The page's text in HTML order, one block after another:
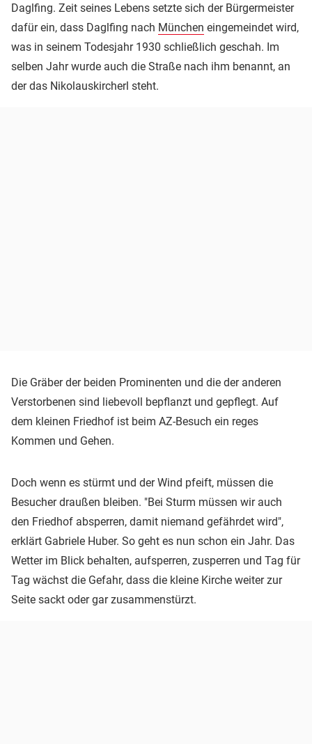
Daglfing. Zeit seines Lebens setzte sich der Bürgermeister
dafür ein, dass Daglfing nach München eingemeindet wird,
was in seinem Todesjahr 1930 schließlich geschah. Im
selben Jahr wurde auch die Straße nach ihm benannt, an
der das Nikolauskircherl steht.
Die Gräber der beiden Prominenten und die der anderen
Verstorbenen sind liebevoll bepflanzt und gepflegt. Auf
dem kleinen Friedhof ist beim AZ-Besuch ein reges
Kommen und Gehen.
Doch wenn es stürmt und der Wind pfeift, müssen die
Besucher draußen bleiben. "Bei Sturm müssen wir auch
den Friedhof absperren, damit niemand gefährdet wird",
erklärt Gabriele Huber. So geht es nun schon ein Jahr. Das
Wetter im Blick behalten, aufsperren, zusperren und Tag für
Tag wächst die Gefahr, dass die kleine Kirche weiter zur
Seite sackt oder gar zusammenstürzt.